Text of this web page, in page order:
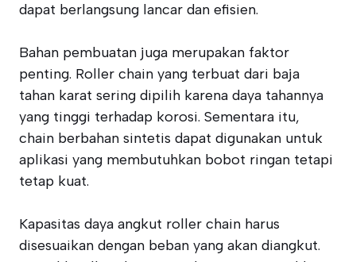
dapat berlangsung lancar dan efisien.
Bahan pembuatan juga merupakan faktor
penting. Roller chain yang terbuat dari baja
tahan karat sering dipilih karena daya tahannya
yang tinggi terhadap korosi. Sementara itu,
chain berbahan sintetis dapat digunakan untuk
aplikasi yang membutuhkan bobot ringan tetapi
tetap kuat.
Kapasitas daya angkut roller chain harus
disesuaikan dengan beban yang akan diangkut.